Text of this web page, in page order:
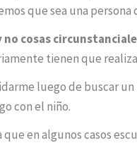
que sea una persona
cosas
tienen que
luego de buscar
con el niño.
que en algunos casos